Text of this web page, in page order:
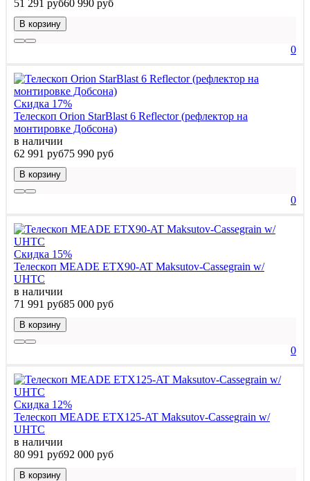
51 291 руб60 990 руб
В корзину
0
Скидка 17%
Телескоп Orion StarBlast 6 Reflector (рефлектор на
монтировке Добсона)
в наличии
62 991 руб75 990 руб
В корзину
0
Скидка 15%
Телескоп MEADE ETX90-AT Maksutov-Cassegrain w/
UHTC
в наличии
71 991 руб85 000 руб
В корзину
0
Скидка 12%
Телескоп MEADE ETX125-AT Maksutov-Cassegrain w/
UHTC
в наличии
80 991 руб92 000 руб
В корзину